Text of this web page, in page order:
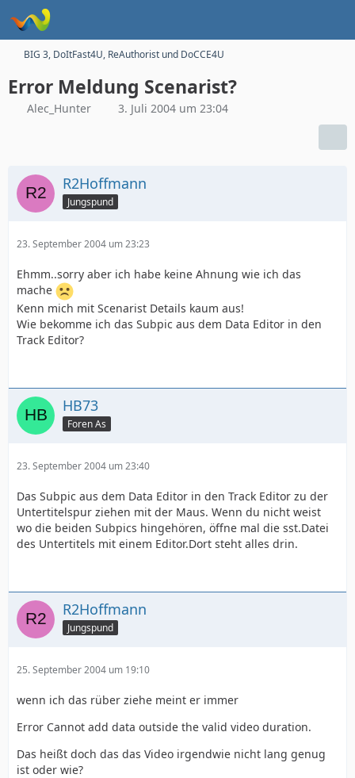
BIG 3, DoItFast4U, ReAuthorist und DoCCE4U
Error Meldung Scenarist?
Alec_Hunter 3. Juli 2004 um 23:04
R2Hoffmann
Jungspund
23. September 2004 um 23:23
Ehmm..sorry aber ich habe keine Ahnung wie ich das
mache
Kenn mich mit Scenarist Details kaum aus!
Wie bekomme ich das Subpic aus dem Data Editor in den
Track Editor?
HB73
Foren As
23. September 2004 um 23:40
Das Subpic aus dem Data Editor in den Track Editor zu der
Untertitelspur ziehen mit der Maus. Wenn du nicht weist
wo die beiden Subpics hingehören, öffne mal die sst.Datei
des Untertitels mit einem Editor.Dort steht alles drin.
R2Hoffmann
Jungspund
25. September 2004 um 19:10
wenn ich das rüber ziehe meint er immer
Error Cannot add data outside the valid video duration.
Das heißt doch das das Video irgendwie nicht lang genug
ist oder wie?